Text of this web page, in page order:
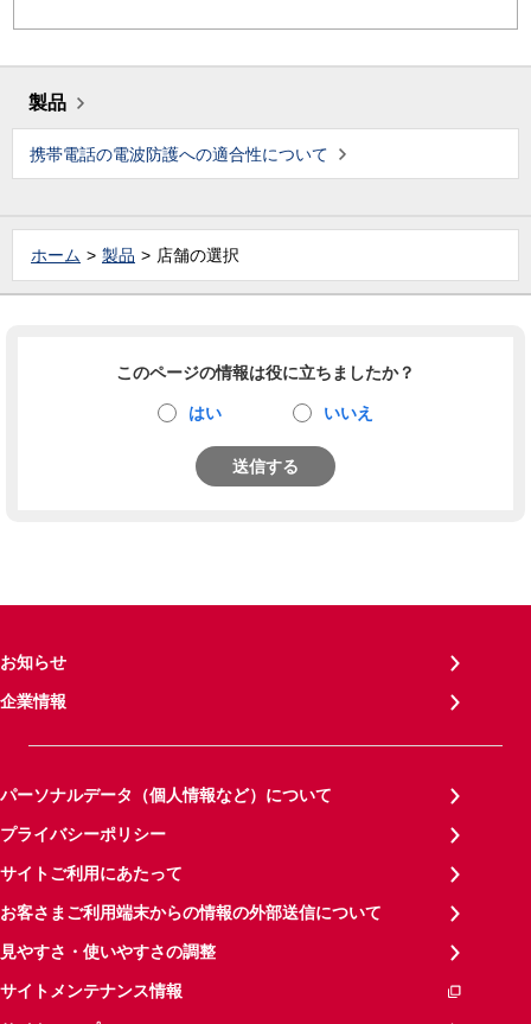
製品
携帯電話の電波防護への適合性について
ホーム 製品 店舗の選択
このページの情報は役に立ちましたか？
はい いいえ
送信する
お知らせ
企業情報
パーソナルデータ（個人情報など）について
プライバシーポリシー
サイトご利用にあたって
お客さまご利用端末からの情報の外部送信について
見やすさ・使いやすさの調整
サイトメンテナンス情報